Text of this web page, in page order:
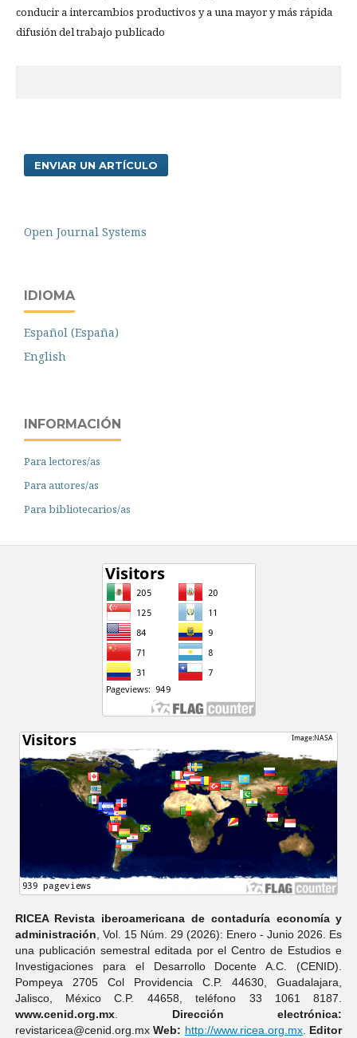
conducir a intercambios productivos y a una mayor y más rápida
difusión del trabajo publicado
ENVIAR UN ARTÍCULO
Open Journal Systems
IDIOMA
Español (España)
English
INFORMACIÓN
Para lectores/as
Para autores/as
Para bibliotecarios/as
RICEA Revista iberoamericana de contaduría economí­a y
administración , Vol. 15 Núm. 29 (2026): Enero - Junio 2026. Es
una publicación semestral editada por el Centro de Estudios e
Investigaciones para el Desarrollo Docente A.C. (CENID).
Pompeya 2705 Col Providencia C.P. 44630, Guadalajara,
Jalisco, México C.P. 44658, teléfono 33 1061 8187.
www.cenid.org.mx. Dirección electrónica:
revistaricea@cenid.org.mxWeb: http://www.ricea.org.mx. Editor